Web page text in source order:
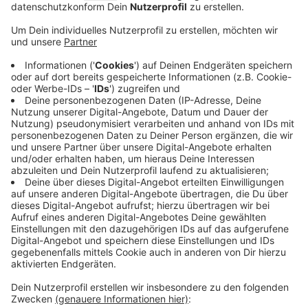
Anzeige
Vergangenes Jahr ist der Strom bei uns im Schnitt pro
Person sechs Minuten ausgefallen – bundesweit
waren es zwölf. Bei der Gas-Versorgung sind die
Ausfallzeiten bundesweit dreimal so hoch wie bei der
AVU (1,55 Minuten deutschlandweit zu 0,47 Minuten
im Kreis pro Jahr). Die AVU sieht den Grund für ihre
guten Zahlen darin, dass sie viel ins Netz investiere.
Aktuell schneidet sie in Herdecke zum Beispiel eine
Hochspannungsleitung von Bäumen und Gehölz frei -
entlang der Straße Herdecker Bach. Die AVU versorgt
den Großteil der Städte im Kreis mit Strom, Gas und
Wasser.
Anzeige